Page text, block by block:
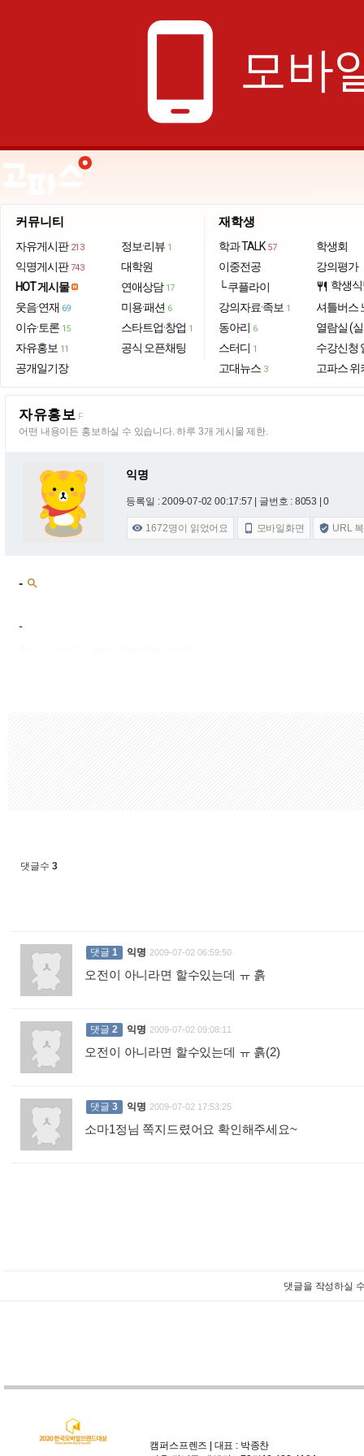
phone_android 모바
커뮤니티
자유게시판 213
익명게시판 743
HOT 게시물
웃음·연재 69
이슈·토론 15
자유홍보 11
공개일기장
정보·리뷰 1
대학원
연애상담 17
미용·패션 6
스타트업·창업 1
공식 오픈채팅
재학생
학과 TALK 57
이중전공
└ 쿠플라이
강의자료·족보 1
동아리 6
스터디 1
고대뉴스 3
학생회
강의평가
restaurant 학생
셔틀버스
열람실 (
수강신청
고파스 위
자유홍보 F
어떤 내용이든 홍보하실 수 있습니다. 하루 3개 게시물 제한.
익명
등록일 : 2009-07-02 00:17:57 | 글번호 : 8053 | 0
 1672명이 읽었어요  모바일화면  URL
- 
-
댓글수 3
댓글 1 익명 2009-07-02 06:59:50
오전이 아니라면 할수있는데 ㅠ 흙
댓글 2 익명 2009-07-02 09:08:11
오전이 아니라면 할수있는데 ㅠ 흙(2)
댓글 3 익명 2009-07-02 17:53:25
소마1정님 쪽지드렸어요 확인해주세요~
댓글을 작성하실
캠퍼스프렌즈 | 대표 : 박종찬